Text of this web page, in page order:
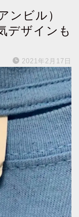
ンビル）
デザインも
2021年2月17日